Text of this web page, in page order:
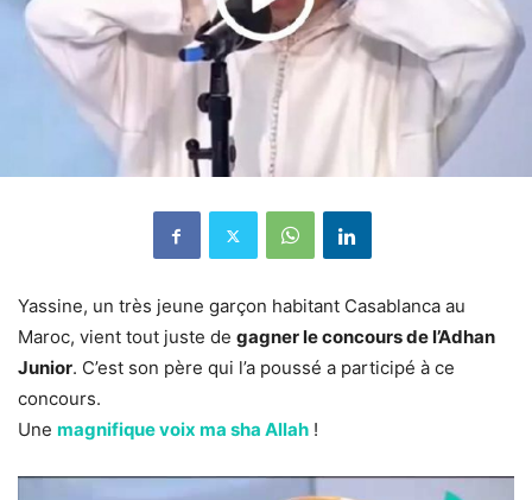
Yassine, un très jeune garçon habitant Casablanca au
Maroc, vient tout juste de gagner le concours de l’Adhan
Junior. C’est son père qui l’a poussé a participé à ce
concours.
Une magnifique voix ma sha Allah !